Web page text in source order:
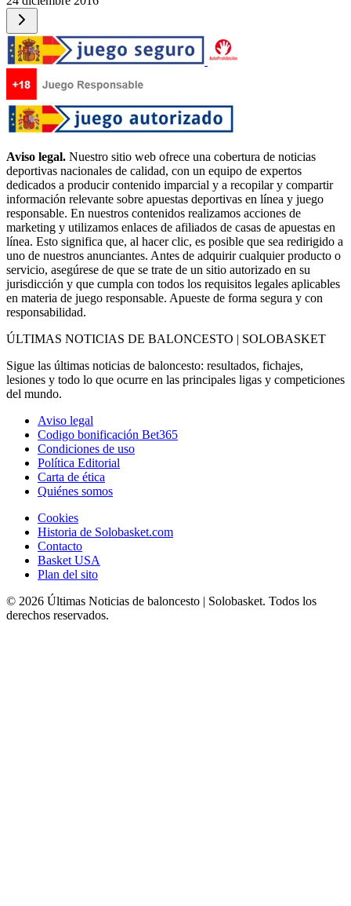
Aviso legal. Nuestro sitio web ofrece una cobertura de noticias
deportivas nacionales de calidad, con un equipo de expertos
dedicados a producir contenido imparcial y a recopilar y compartir
información relevante sobre apuestas deportivas en línea y juego
responsable. En nuestros contenidos realizamos acciones de
marketing y utilizamos enlaces de afiliados de casas de apuestas en
línea. Esto significa que, al hacer clic, es posible que sea redirigido a
uno de nuestros anunciantes. Antes de adquirir cualquier producto o
servicio, asegúrese de que se trate de un sitio autorizado en su
jurisdicción y que cumpla con todos los requisitos legales aplicables
en materia de juego responsable. Apueste de forma segura y con
responsabilidad.
ÚLTIMAS NOTICIAS DE BALONCESTO | SOLOBASKET
Sigue las últimas noticias de baloncesto: resultados, fichajes,
lesiones y todo lo que ocurre en las principales ligas y competiciones
del mundo.
Aviso legal
Codigo bonificación Bet365
Condiciones de uso
Política Editorial
Carta de ética
Quiénes somos
Cookies
Historia de Solobasket.com
Contacto
Basket USA
Plan del sito
© 2026 Últimas Noticias de baloncesto | Solobasket. Todos los
derechos reservados.